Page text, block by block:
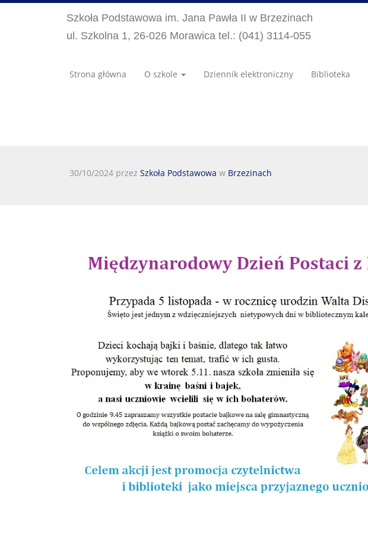
Szkoła Podstawowa im. Jana Pawła II w Brzezinach
ul. Szkolna 1, 26-026 Morawica tel.: (041) 3114-055
Strona główna O szkole Dziennik elektroniczny Biblioteka
30/10/2024 przez Szkoła Podstawowa w Brzezinach